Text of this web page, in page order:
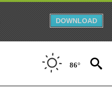
DOWNLOAD
86°